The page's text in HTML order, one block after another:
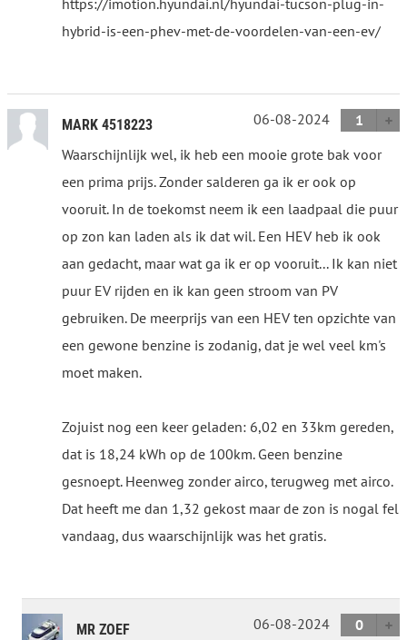
https://imotion.hyundai.nl/hyundai-tucson-plug-in-
hybrid-is-een-phev-met-de-voordelen-van-een-ev/
MARK 4518223 06-08-2024
1
Waarschijnlijk wel, ik heb een mooie grote bak voor
een prima prijs. Zonder salderen ga ik er ook op
vooruit. In de toekomst neem ik een laadpaal die puur
op zon kan laden als ik dat wil. Een HEV heb ik ook
aan gedacht, maar wat ga ik er op vooruit... Ik kan niet
puur EV rijden en ik kan geen stroom van PV
gebruiken. De meerprijs van een HEV ten opzichte van
een gewone benzine is zodanig, dat je wel veel km's
moet maken.
Zojuist nog een keer geladen: 6,02 en 33km gereden,
dat is 18,24 kWh op de 100km. Geen benzine
gesnoept. Heenweg zonder airco, terugweg met airco.
Dat heeft me dan 1,32 gekost maar de zon is nogal fel
vandaag, dus waarschijnlijk was het gratis.
MR ZOEF 06-08-2024
0